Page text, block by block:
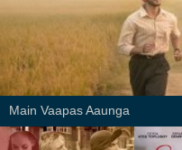
Main Vaapas Aaunga